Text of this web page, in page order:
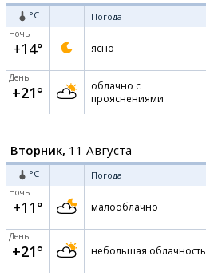
°C Погода
Ночь
+14° ясно
День
+21°
облачно с
прояснениями
Вторник, 11 Августа
°C Погода
Ночь
+11° малооблачно
День
+21° небольшая облачность